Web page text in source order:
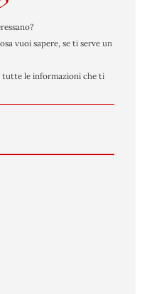
vuoi sapere, se ti serve un
le informazioni che ti